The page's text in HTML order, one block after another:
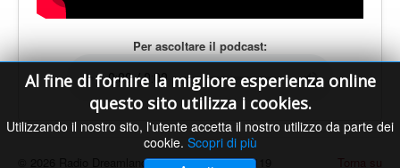
Per ascoltare il podcast:
Al fine di fornire la migliore esperienza online
questo sito utilizza i cookies.
Utilizzando il nostro sito, l'utente accetta il nostro utilizzo da parte dei
cookie. Scopri di più
Torna su
© 2026 Radio Dreamland - Licenza SIAE n. 9119